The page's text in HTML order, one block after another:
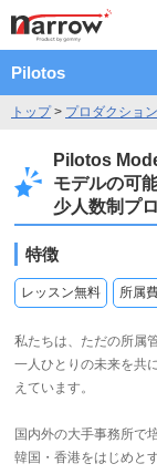
Pilotos
トップ> プロダクショ
Pilotos
モデルの可
少人数制プ
特徴
レッスン無料 所属
私たちは、ただの所属
一人ひとりの未来を共
えています。
国内外の大手事務所で
韓国・香港をはじめと